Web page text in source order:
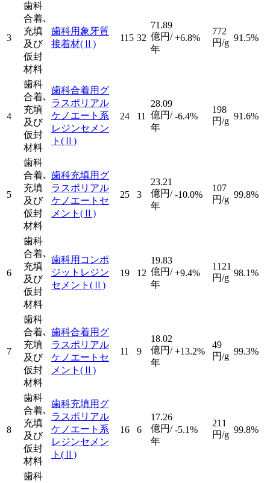
3
歯科
合着､
充填
及び
仮封
材料
歯科用象牙質
接着材(Ⅱ)
115 32
71.89
億円/
年
+6.8%
772
円/g 91.5%
4
歯科
合着､
充填
及び
仮封
材料
歯科合着用グ
ラスポリアル
ケノエート系
レジンセメン
ト (Ⅱ)
24 11
28.09
億円/
年
-6.4%
198
円/g 91.6%
5
歯科
合着､
充填
及び
仮封
材料
歯科充填用グ
ラスポリアル
ケノエートセ
メント (Ⅱ)
25 3
23.21
億円/
年
-10.0%
107
円/g 99.8%
6
歯科
合着､
充填
及び
仮封
材料
歯科用コンポ
ジットレジン
セメント (Ⅱ)
19 12
19.83
億円/
年
+9.4%
1121
円/g 98.1%
7
歯科
合着､
充填
及び
仮封
材料
歯科合着用グ
ラスポリアル
ケノエートセ
メント (Ⅱ)
11 9
18.02
億円/
年
+13.2%
49
円/g 99.3%
8
歯科
合着､
充填
及び
仮封
材料
歯科充填用グ
ラスポリアル
ケノエート系
レジンセメン
ト (Ⅱ)
16 6
17.26
億円/
年
-5.1%
211
円/g 99.8%
歯科